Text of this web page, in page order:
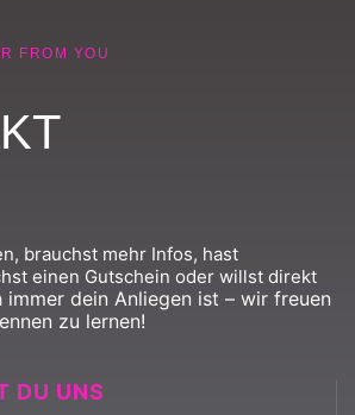
FROM YOU
brauchst mehr Infos, hast
einen Gutschein oder willst direkt
immer dein Anliegen ist – wir freuen
zu lernen!
DU UNS